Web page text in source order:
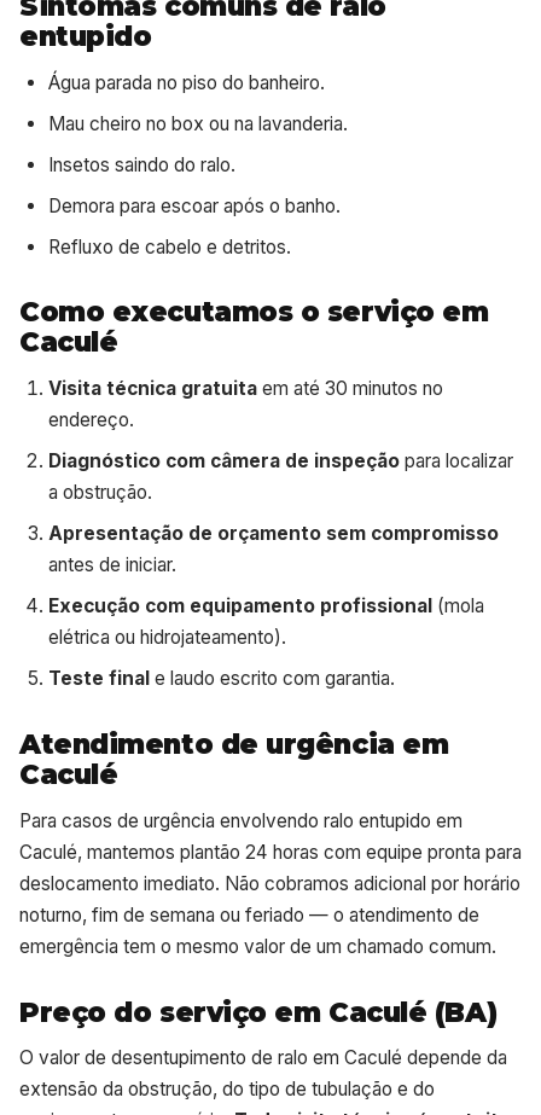
entupido
Água parada no piso do banheiro.
Mau cheiro no box ou na lavanderia.
Insetos saindo do ralo.
Demora para escoar após o banho.
Refluxo de cabelo e detritos.
Como executamos o serviço em
Caculé
Visita técnica gratuita em até 30 minutos no
endereço.
Diagnóstico com câmera de inspeção para localizar
a obstrução.
Apresentação de orçamento sem compromisso
antes de iniciar.
Execução com equipamento profissional (mola
elétrica ou hidrojateamento).
Teste final e laudo escrito com garantia.
Atendimento de urgência em
Caculé
Para casos de urgência envolvendo ralo entupido em
Caculé, mantemos plantão 24 horas com equipe pronta para
deslocamento imediato. Não cobramos adicional por horário
noturno, fim de semana ou feriado — o atendimento de
emergência tem o mesmo valor de um chamado comum.
Preço do serviço em Caculé (BA)
O valor de desentupimento de ralo em Caculé depende da
extensão da obstrução, do tipo de tubulação e do